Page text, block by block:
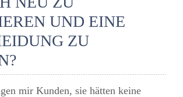
UND EINE
ZU
mir Kunden, sie hätten keine